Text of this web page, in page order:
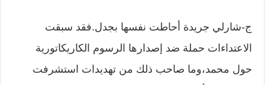
ج-شارلي جريدة أحاطت نفسها بجدل.فقد سبقت
الاعتداءات حملة ضد إصدارها الرسوم الكاريكاتورية
حول محمد،وما صاحب ذلك من تهديدات استشرفت